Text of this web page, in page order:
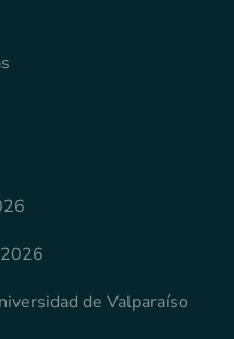
de Valparaíso